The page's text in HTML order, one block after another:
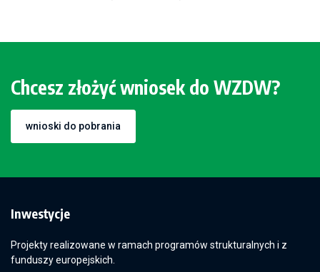
Chcesz złożyć wniosek do WZDW?
wnioski do pobrania
Inwestycje
Projekty realizowane w ramach programów strukturalnych i z
funduszy europejskich.